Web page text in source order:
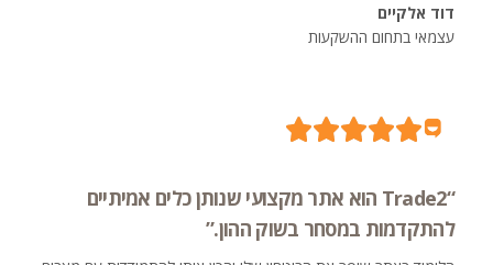
דוד אלקיים
עצמאי בתחום ההשקעות
“Trade2 הוא אתר מקצועי שנותן כלים אמיתיים
להתקדמות במסחר בשוק ההון.”